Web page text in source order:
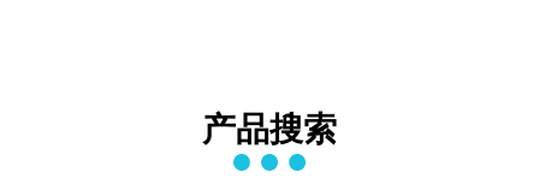
产品搜索